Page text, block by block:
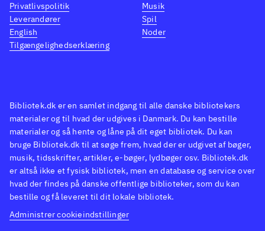
Bibliotek.dk er en samlet indgang til alle danske bibliotekers
materialer og til hvad der udgives i Danmark. Du kan bestille
materialer og så hente og låne på dit eget bibliotek. Du kan
bruge Bibliotek.dk til at søge frem, hvad der er udgivet af bøger,
musik, tidsskrifter, artikler, e-bøger, lydbøger osv. Bibliotek.dk
er altså ikke et fysisk bibliotek, men en database og service over
hvad der findes på danske offentlige biblioteker, som du kan
bestille og få leveret til dit lokale bibliotek.
Administrer cookieindstillinger
Privatlivspolitik
Leverandører
English
Tilgængelighedserklæring
Musik
Spil
Noder